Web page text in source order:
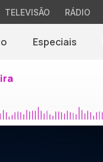
TELEVISÃO RÁDIO
Especiais